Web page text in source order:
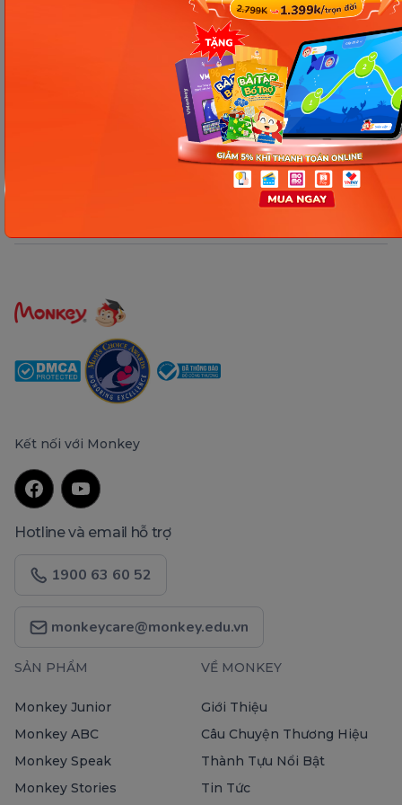
Công ty Cổ phần Early Start
Giấy phép ĐKKD số 0106651756 do Sở Kế hoạch và Đầu tư TP Hà Nội cấp
ngày 01/10/2014, thay đổi lần thứ 3 ngày 13/11/2020
Trụ sở chính: Tầng 3, tòa nhà G4 và G5, dự án Five Star Garden, số 2 Kim
Giang, phường Khương Đình, TP. Hà Nội
Người đại diện pháp luật: Ông Nguyễn Hoàng Anh - Giám đốc điều hành
Kết nối với Monkey
Hotline và email hỗ trợ
1900 63 60 52
monkeycare@monkey.edu.vn
SẢN PHẨM
Monkey Junior
Monkey ABC
Monkey Speak
Monkey Stories
VỀ MONKEY
Giới Thiệu
Câu Chuyện Thương Hiệu
Thành Tựu Nổi Bật
Tin Tức